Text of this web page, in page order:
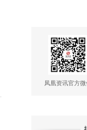
凤凰资讯官方